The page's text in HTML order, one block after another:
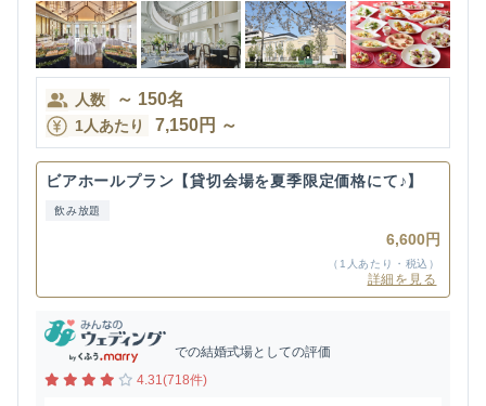
人数 ～ 150名
1人あたり 7,150円 ～
ビアホールプラン【貸切会場を夏季限定価格にて♪】
飲み放題
6,600円
（1人あたり・税込）
詳細を見る
での結婚式場としての評価
4.31(718件)